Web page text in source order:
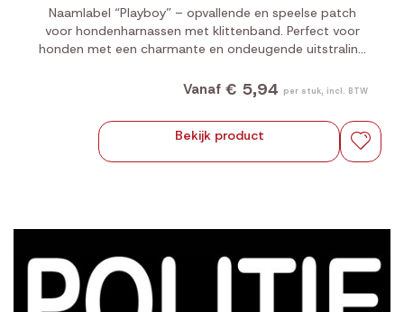
Naamlabel “Playboy” – opvallende en speelse patch
voor hondenharnassen met klittenband. Perfect voor
honden met een charmante en ondeugende uitstraling
Vanaf € 5,94 per stuk, incl. BTW
Bekijk product